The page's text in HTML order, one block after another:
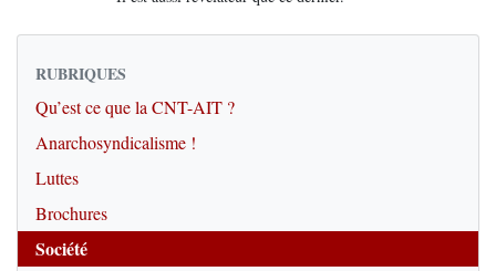
RUBRIQUES
Qu’est ce que la CNT-AIT ?
Anarchosyndicalisme !
Luttes
Brochures
Société